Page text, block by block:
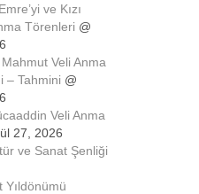
ve Kızı
Törenleri @
Veli Anma
– Tahmini @
Veli Anma
27, 2026
ve Sanat Şenliği
Yıldönümü